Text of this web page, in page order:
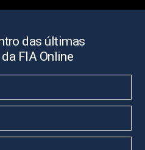
das últimas
FIA Online